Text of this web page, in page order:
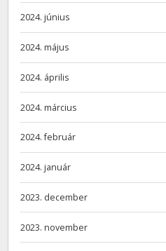
2024. június
2024. május
2024. április
2024. március
2024. február
2024. január
2023. december
2023. november